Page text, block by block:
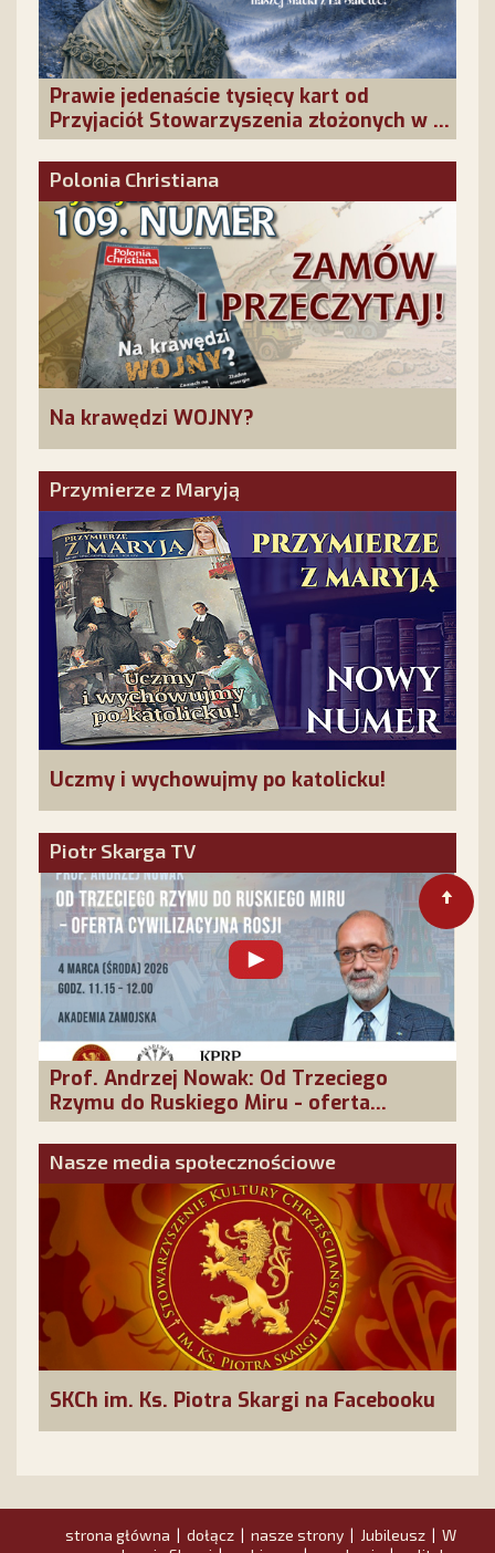
Prawie jedenaście tysięcy kart od
Przyjaciół Stowarzyszenia złożonych w La
Salette!
Polonia Christiana
Na krawędzi WOJNY?
Przymierze z Maryją
Uczmy i wychowujmy po katolicku!
Piotr Skarga TV
Prof. Andrzej Nowak: Od Trzeciego
Rzymu do Ruskiego Miru - oferta
cywilizacyjna Rosji
Nasze media społecznościowe
SKCh im. Ks. Piotra Skargi na Facebooku
strona główna dołącz nasze strony Jubileusz
W